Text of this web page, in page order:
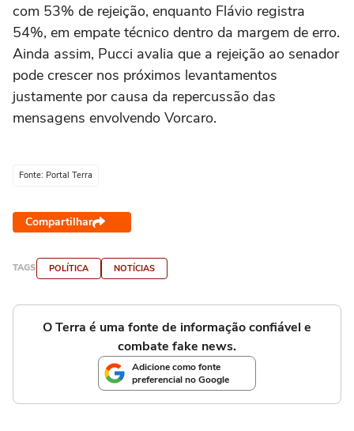
com 53% de rejeição, enquanto Flávio registra
54%, em empate técnico dentro da margem de erro.
Ainda assim, Pucci avalia que a rejeição ao senador
pode crescer nos próximos levantamentos
justamente por causa da repercussão das
mensagens envolvendo Vorcaro.
Fonte: Portal Terra
Compartilhar
TAGS POLÍTICA NOTÍCIAS
O Terra é uma fonte de informação confiável e
combate fake news.
Adicione como fonte
preferencial no Google